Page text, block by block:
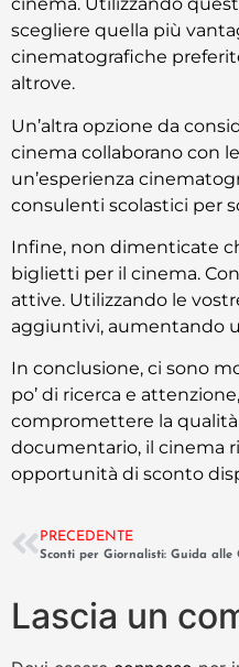
scegliere quella più
cinematografiche
altrove.
Un’altra opzione da
cinema collaborano con
un’esperienza
consulenti scolastici per
Infine, non dimenticate
biglietti per il cinema.
attive. Utilizzando le
aggiuntivi, aumentando
In conclusione, ci sono
po’ di ricerca e
compromettere la qualità
documentario, il cinema
opportunità di sconto
PRECEDENTE
Sconti per Giornalisti: Guida alle
Lascia un